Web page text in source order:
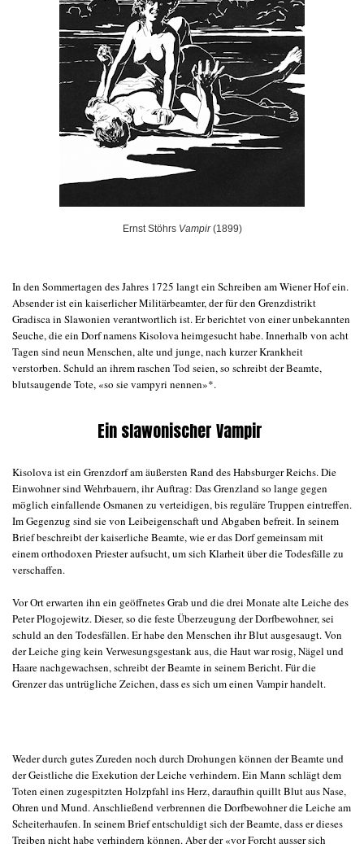
Ernst Stöhrs Vampir(1899)
In den Sommertagen des Jahres 1725 langt ein Schreiben am Wiener Hof ein.
Absender ist ein kaiserlicher Militärbeamter, der für den Grenzdistrikt
Gradisca in Slawonien verantwortlich ist. Er berichtet von einer unbekannten
Seuche, die ein Dorf namens Kisolova heimgesucht habe. Innerhalb von acht
Tagen sind neun Menschen, alte und junge, nach kurzer Krankheit
verstorben. Schuld an ihrem raschen Tod seien, so schreibt der Beamte,
blutsaugende Tote, «so sie vampyri nennen»*.
Ein slawonischer Vampir
Kisolova ist ein Grenzdorf am äußersten Rand des Habsburger Reichs. Die
Einwohner sind Wehrbauern, ihr Auftrag: Das Grenzland so lange gegen
möglich einfallende Osmanen zu verteidigen, bis reguläre Truppen eintreffen.
Im Gegenzug sind sie von Leibeigenschaft und Abgaben befreit. In seinem
Brief beschreibt der kaiserliche Beamte, wie er das Dorf gemeinsam mit
einem orthodoxen Priester aufsucht, um sich Klarheit über die Todesfälle zu
verschaffen.
Vor Ort erwarten ihn ein geöffnetes Grab und die drei Monate alte Leiche des
Peter Plogojewitz. Dieser, so die feste Überzeugung der Dorfbewohner, sei
schuld an den Todesfällen. Er habe den Menschen ihr Blut ausgesaugt. Von
der Leiche ging kein Verwesungsgestank aus, die Haut war rosig, Nägel und
Haare nachgewachsen, schreibt der Beamte in seinem Bericht. Für die
Grenzer das untrügliche Zeichen, dass es sich um einen Vampir handelt.
Weder durch gutes Zureden noch durch Drohungen können der Beamte und
der Geistliche die Exekution der Leiche verhindern. Ein Mann schlägt dem
Toten einen zugespitzten Holzpfahl ins Herz, daraufhin quillt Blut aus Nase,
Ohren und Mund. Anschließend verbrennen die Dorfbewohner die Leiche am
Scheiterhaufen. In seinem Brief entschuldigt sich der Beamte, dass er dieses
Treiben nicht habe verhindern können. Aber der «vor Forcht ausser sich